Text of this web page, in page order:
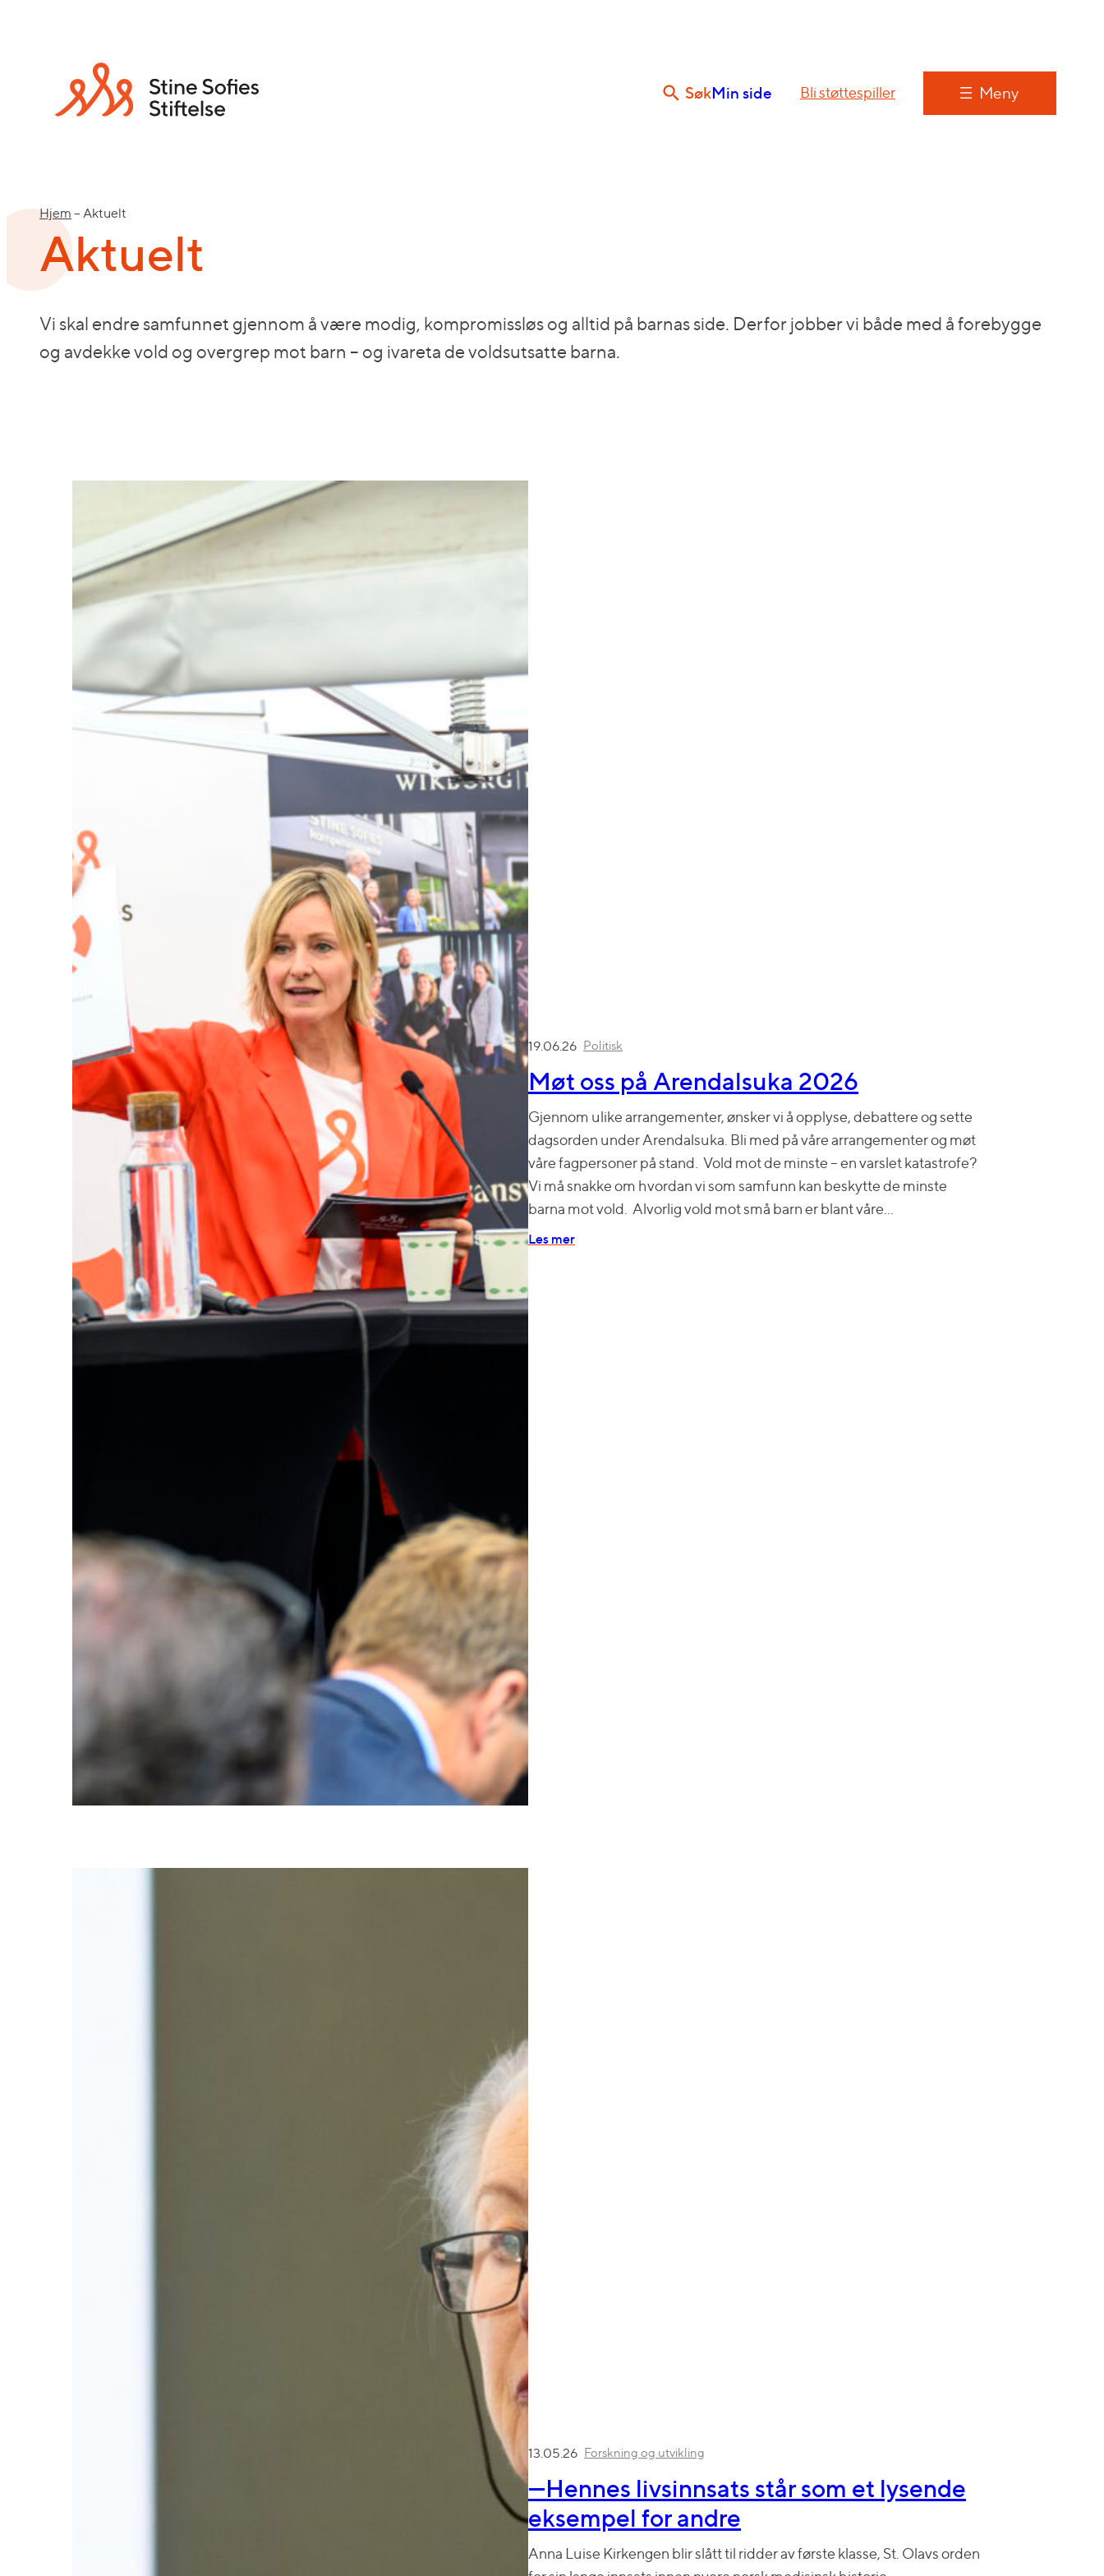
SøkMin side Bli støttespiller Meny
Hjem – Aktuelt
Aktuelt
Vi skal endre samfunnet gjennom å være modig, kompromissløs og alltid på barnas side. Derfor jobber vi både med å forebygge
og avdekke vold og overgrep mot barn – og ivareta de voldsutsatte barna.
19.06.26 Politisk
Møt oss på Arendalsuka 2026
Gjennom ulike arrangementer, ønsker vi å opplyse, debattere og sette
dagsorden under Arendalsuka. Bli med på våre arrangementer og møt
våre fagpersoner på stand. Vold mot de minste – en varslet katastrofe?
Vi må snakke om hvordan vi som samfunn kan beskytte de minste
barna mot vold. Alvorlig vold mot små barn er blant våre…
Les mer
13.05.26 Forskning og utvikling
—Hennes livsinnsats står som et lysende
eksempel for andre
Anna Luise Kirkengen blir slått til ridder av første klasse, St. Olavs orden